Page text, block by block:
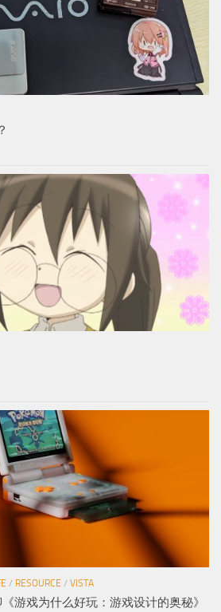
/ RESOURCE / VISTA
游戏为什么好玩：游戏设计的奥秘》